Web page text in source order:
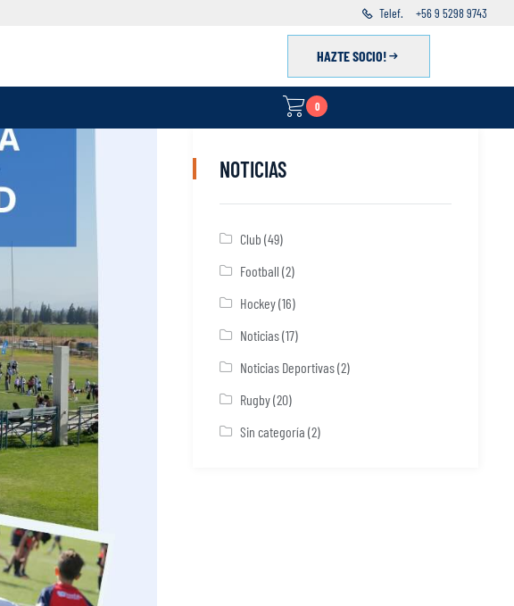
Telef. +56 9 5298 9743
HAZTE SOCIO!
0
NOTICIAS
Club (49)
Football (2)
Hockey(16)
Noticias(17)
Noticias Deportivas(2)
Rugby(20)
Sin categoría (2)